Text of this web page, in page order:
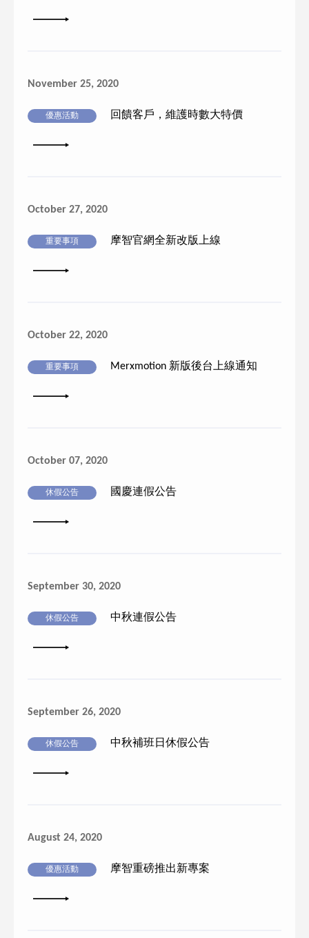
詳細內容
November 25, 2020
優惠活動 回饋客戶，維護時數大特價
詳細內容
October 27, 2020
重要事項 摩智官網全新改版上線
詳細內容
October 22, 2020
重要事項 Merxmotion 新版後台上線通知
詳細內容
October 07, 2020
休假公告 國慶連假公告
詳細內容
September 30, 2020
休假公告 中秋連假公告
詳細內容
September 26, 2020
休假公告 中秋補班日休假公告
詳細內容
August 24, 2020
優惠活動 摩智重磅推出新專案
詳細內容